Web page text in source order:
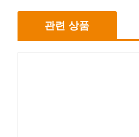
관련 상품